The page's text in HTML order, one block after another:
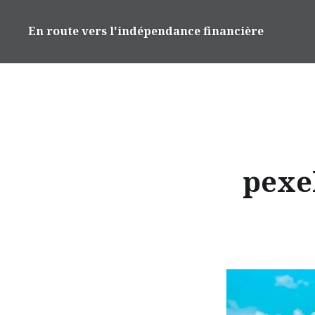
principal
En route vers l'indépendance financière